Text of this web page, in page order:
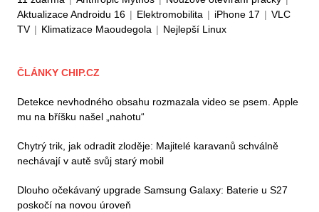
Aktualizace Androidu 16 | Elektromobilita | iPhone 17 | VLC
TV | Klimatizace Maoudegola | Nejlepší Linux
ČLÁNKY CHIP.CZ
Detekce nevhodného obsahu rozmazala video se psem. Apple
mu na bříšku našel „nahotu“
Chytrý trik, jak odradit zloděje: Majitelé karavanů schválně
nechávají v autě svůj starý mobil
Dlouho očekávaný upgrade Samsung Galaxy: Baterie u S27
poskočí na novou úroveň